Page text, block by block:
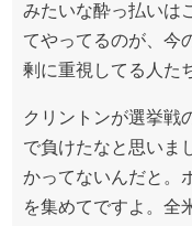
みたいな酔っ払いは
てやってるのが、今
剰に重視してる人た
クリントンが選挙戦
で負けたなと思いま
かってないんだと。
を集めてですよ。全